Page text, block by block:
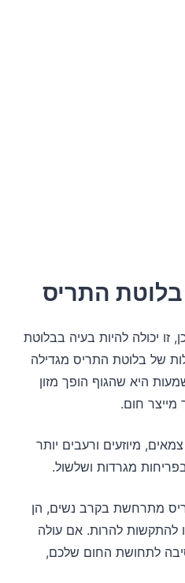
התריס
זו יכולה להיות בעיה בבלוטת
של בלוטת התריס מגדילה
היא שהגוף הופך מזון
מייצר חום.
מיוזעים ורעבים יותר
בפריחות מגרדות ושלשול.
מתרחשת בקרב נשים, הן
להתקשות להרות. אם עולה
לתחושת החום שלכם,